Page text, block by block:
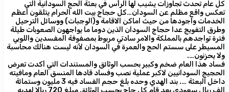
كل عام تحدث تجاوزات يشيب لها الرأس في بعثة الحج السودانية التي
تعكس واقع مظلم عن السودان…كل حجاج بيت الله الحرام يتلقون اعظم
الخدمات واجودها من حيث اماكن الاقامة و(الوجبات) ووسائل الترحيل
وطرق التفويج عدا حجاج السودان الذين دوما ما يواجهون الصعوبات طيلة
فترة تواجدهم بالمملكة والامر سادتي مربوط بمصفوفة المفسدين واللوبي
المسيطر على سستم الحج والعمرة في السودان لأنه ليست هنالك محاسبة
ولا يحزنون….
فساد هذا العام ضخم وكبير بحسب الوثائق والمستندات التي أكدت تعرض
الحجيج السودانيين لاكبر عملية نصب وفساد قادها المنسق العام ومافيته
داخل البعثة …. بند الهدي وحده بلغ حجم الفساد فيه 3 مليون وستمائة
الف ريال سعودي بعد قام كل حاج بحسب الوثائق مبلغ 720 ريالا لهديه